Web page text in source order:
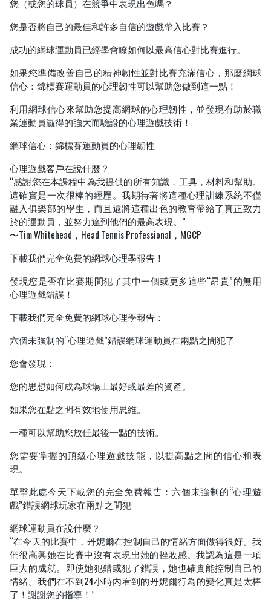
您（或您的球員）在競爭中表現出色嗎？
您是否將自己的最佳和許多自信的遊戲帶入比賽？
成功的網球運動員已經學會瞭如何以最高信心對比賽進行。
如果您準備改善自己的精神韌性並對比賽充滿信心，那麼網球
信心：錦標賽運動員的心理韌性可以幫助您做到這一點！
利用網球信心來幫助您提高網球的心理韌性，並發現有助於職
業運動員贏得的強大而驗證的心理遊戲技術！
網球信心：錦標賽運動員的心理韌性
心理遊戲客戶在說什麼？
“感謝您在本課程中為我提供的所有知識，工具，材料和幫助。
這確實是一次很棒的經歷。我期待著將這種心理訓練系統不僅
融入俱樂部的學生，而且還將這種出色的教育帶給了真正致力
於的運動員，並努力達到他們的最高表現。”
〜Tim Whitehead，Head Tennis Professional，MGCP
下載我們完全免費的網球心理學報告！
發現您是否在比賽期間犯了其中一個或更多這些“昂貴”的無用
心理遊戲錯誤！
下載我們完全免費的網球心理學報告：
六個未強制的“心理遊戲”錯誤網球運動員在兩點之間犯了
您會發現：
您的思想如何成為球場上最好或最差的資產。
如果您在點之間有效地使用思維。
一種可以幫助您放任最後一點的技術。
您需要掌握的頂級心理遊戲技能，以提高點之間的信心和表
現。
單擊此處今天下載您的完全免費報告：六個未強制的“心理遊
戲”錯誤網球玩家在兩點之間犯
網球運動員在說什麼？
“在今天的比賽中，丹妮爾在控制自己的情緒方面做得很好。我
們很高興她在比賽中沒有表現出她的挫敗感。我認為這是一項
巨大的成就。即使她犯錯或犯了錯誤，她也確實能控制自己的
情緒。我們在不到24小時內看到的丹妮爾行為的變化真是太棒
了！謝謝您的指導！”